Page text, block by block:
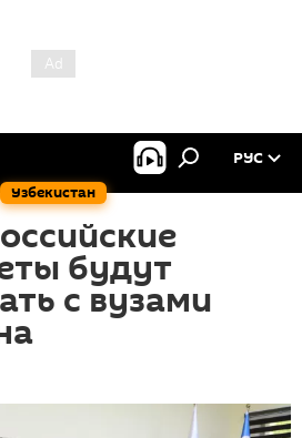
Узбекистан
РУС
будут
с вузами